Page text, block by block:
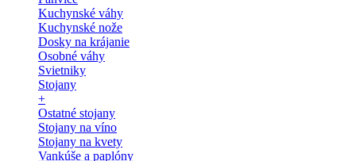
Kuchynské váhy
Kuchynské nože
Dosky na krájanie
Osobné váhy
Svietniky
Stojany
+
Ostatné stojany
Stojany na víno
Stojany na kvety
Vankúše a paplóny